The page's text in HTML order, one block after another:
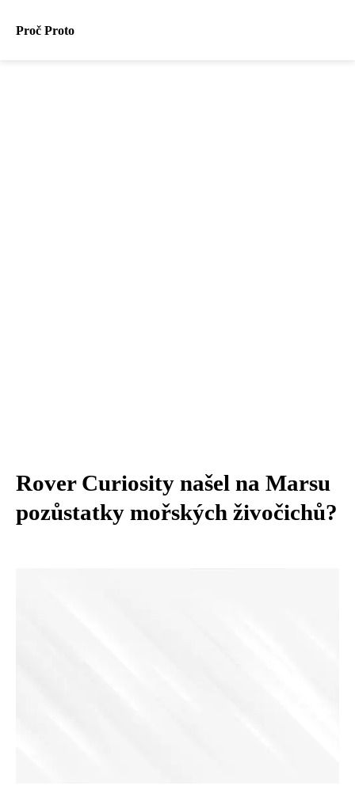
Proč Proto
Rover Curiosity našel na Marsu
pozůstatky mořských živočichů?